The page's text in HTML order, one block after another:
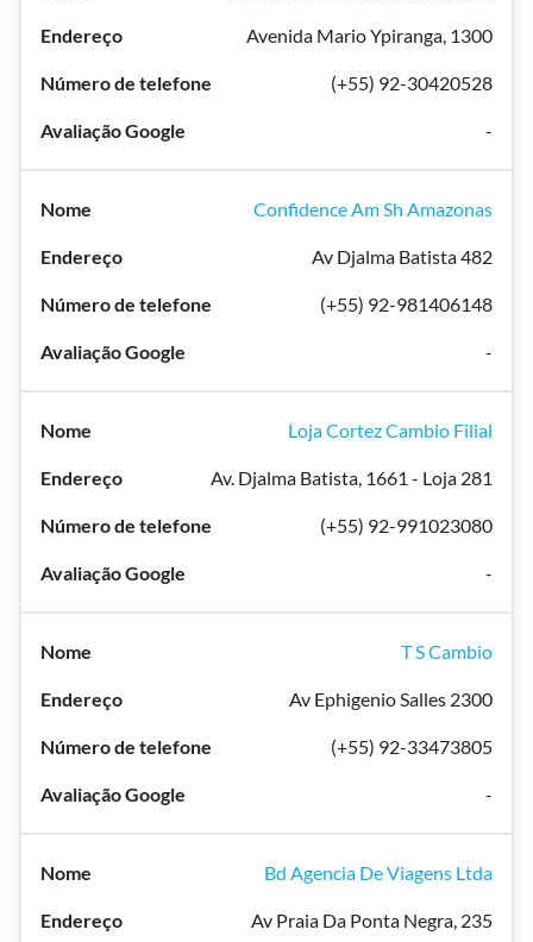
Avenida Mario Ypiranga, 1300
(+55) 92-30420528
-
Confidence Am Sh Amazonas
Av Djalma Batista 482
(+55) 92-981406148
-
Loja Cortez Cambio Filial
Av. Djalma Batista, 1661 - Loja 281
(+55) 92-991023080
-
T S Cambio
Av Ephigenio Salles 2300
(+55) 92-33473805
-
Bd Agencia De Viagens Ltda
Av Praia Da Ponta Negra, 235